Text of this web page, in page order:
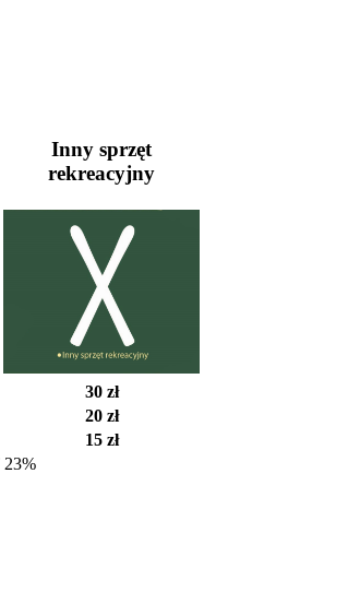
Inny sprzęt
rekreacyjny
30 zł
20 zł
15 zł
23%